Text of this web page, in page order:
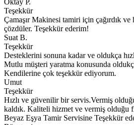
Oktay P.
Teşekkür
Çamaşır Makinesi tamiri için çağırdık ve
çözdüler. Teşekkür ederim!
Suat B.
Teşekkür
Desteklerini sonuna kadar ve oldukça
Mutlu müşteri yaratma konusunda
Kendilerine çok teşekkür ediyorum.
Umut
Teşekkür
Hızlı ve güvenilir bir servis.Vermiş
kaldık. Kaliteli hizmet ve vermiş olduğu
Beyaz Eşya Tamir Servisine Teşekkür